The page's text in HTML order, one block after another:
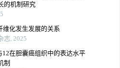
的机制研究
维化发生发展的关系
志, 2025
12在胆囊癌组织中的表达水平
制